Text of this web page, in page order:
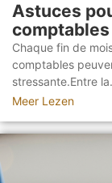
Astuces
Chaque fin de
comptables
stressante.Entre
Meer Lezen